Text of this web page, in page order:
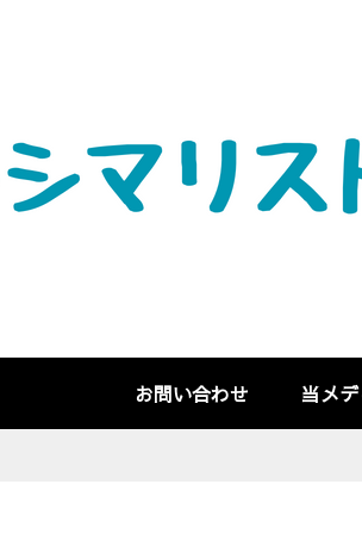
お問い合わせ 当メ